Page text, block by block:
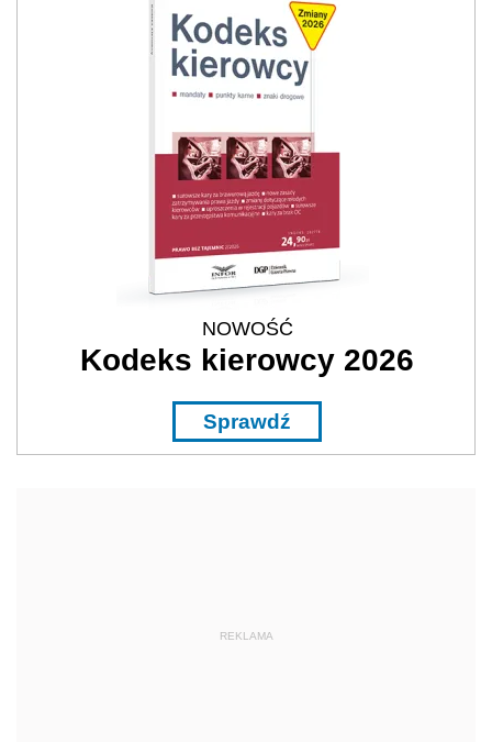
NOWOŚĆ
Kodeks kierowcy 2026
Sprawdź
REKLAMA